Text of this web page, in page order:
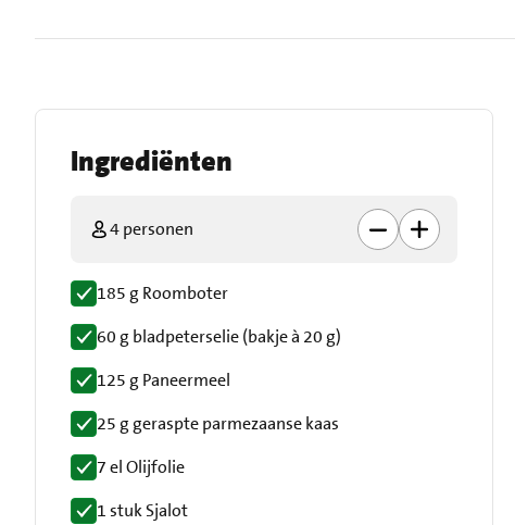
Ingrediënten
4 personen
185 g Roomboter
60 g bladpeterselie (bakje à 20 g)
125 g Paneermeel
25 g geraspte parmezaanse kaas
7 el Olijfolie
1 stuk Sjalot